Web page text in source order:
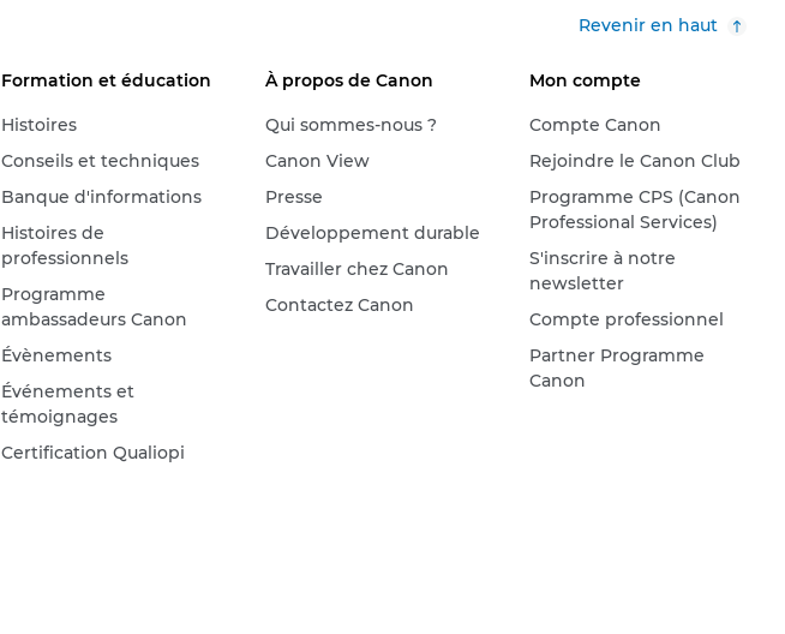
Revenir en haut
Formation et éducation
Histoires
Conseils et techniques
Banque d'informations
Histoires de
professionnels
Programme
ambassadeurs Canon
Évènements
Événements et
témoignages
Certification Qualiopi
À propos de Canon
Qui sommes-nous ?
Canon View
Presse
Développement durable
Travailler chez Canon
Contactez Canon
Mon compte
Compte Canon
Rejoindre le Canon Club
Programme CPS (Canon
Professional Services)
S'inscrire à notre
newsletter
Compte professionnel
Partner Programme
Canon